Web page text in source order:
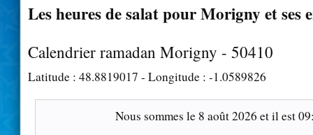
Les heures de salat pour Morigny et ses
Calendrier ramadan Morigny - 50410
Latitude : 48.8819017 - Longitude : -1.0589826
Nous sommes le 8 août 2026 et il est